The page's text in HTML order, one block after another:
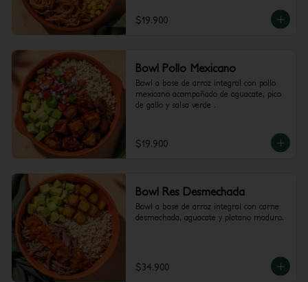
$19.900
Bowl Pollo Mexicano
Bowl a base de arroz integral con pollo
mexicano acompañado de aguacate, pico
de gallo y salsa verde .
$19.900
Bowl Res Desmechada
Bowl a base de arroz integral con carne
desmechada, aguacate y platano maduro.
$34.900